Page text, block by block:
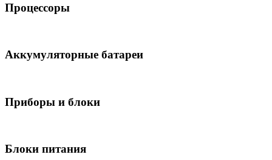
Процессоры
Аккумуляторные батареи
Приборы и блоки
Блоки питания